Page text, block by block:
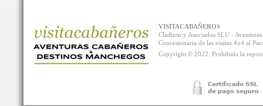
VISITACABAÑEROS
Cladium y Asociados SLU -
Concesionaria de las visitas 4x4 al
Copyright © 2022. Prohibida la